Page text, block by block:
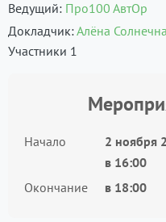
Ведущий Про100 АвтОр
Докладчик Алёна
Участники 1
Начало
2 ноября
в 16:00
Окончание
в 18:00